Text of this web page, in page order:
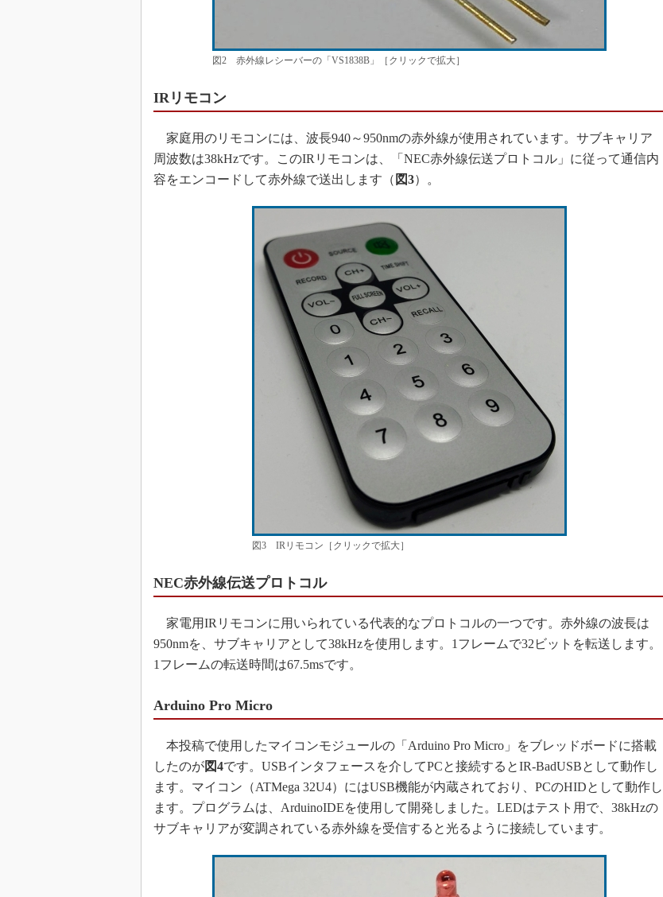
図2 赤外線レシーバーの「VS1838B」［クリックで拡大］
IRリモコン
家庭用のリモコンには、波長940～950nmの赤外線が使用されています。サブキャリア
周波数は38kHzです。このIRリモコンは、「NEC赤外線伝送プロトコル」に従って通信内
容をエンコードして赤外線で送出します（ 図3）。
図3 IRリモコン［クリックで拡大］
NEC赤外線伝送プロトコル
家電用IRリモコンに用いられている代表的なプロトコルの一つです。赤外線の波長は
950nmを、サブキャリアとして38kHzを使用します。1フレームで32ビットを転送します。
1フレームの転送時間は67.5msです。
Arduino Pro Micro
本投稿で使用したマイコンモジュールの「Arduino Pro Micro」をブレッドボードに搭載
したのが図4です。USBインタフェースを介してPCと接続するとIR-BadUSBとして動作し
ます。マイコン（ATMega 32U4）にはUSB機能が内蔵されており、PCのHIDとして動作し
ます。プログラムは、ArduinoIDEを使用して開発しました。LEDはテスト用で、38kHzの
サブキャリアが変調されている赤外線を受信すると光るように接続しています。